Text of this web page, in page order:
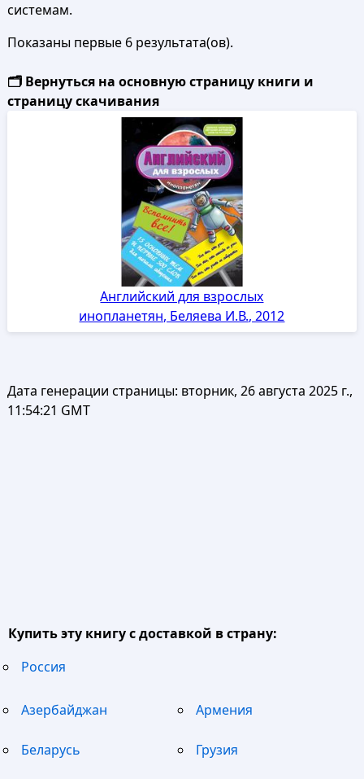
системам.
Показаны первые 6 результата(ов).
🗂️ Вернуться на основную страницу книги и
страницу скачивания
Английский для взрослых
инопланетян, Беляева И.В., 2012
Дата генерации страницы: вторник, 26 августа 2025 г.,
11:54:21 GMT
Купить эту книгу с доставкой в страну:
Россия
Азербайджан Армения
Беларусь Грузия